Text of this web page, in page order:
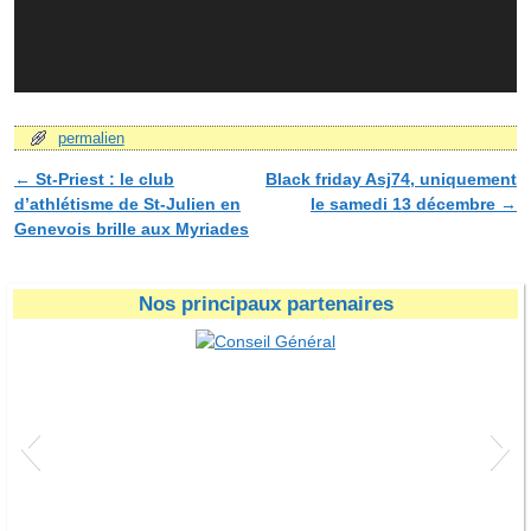
permalien
Navigation des articles
← St-Priest : le club
d’athlétisme de St-Julien en
Genevois brille aux Myriades
Black friday Asj74, uniquement
le samedi 13 décembre →
Nos principaux partenaires